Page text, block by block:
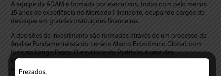
A equipe da ADAM é formada por executivos, todos com pelo menos
15 anos de experiência no Mercado Financeiro, ocupando cargos de
destaque em grandes instituições financeiras.
A decisões de investimento são formadas através de um processo de
Análise Fundamentalista do cenário Macro Econômico Global, com
foco no Longo Prazo. O equilíbrio do Portifolio é uma das
características de nossas posições com o objetivo de melhor navegar
a volatilidade de curto prazo.
Prezados,